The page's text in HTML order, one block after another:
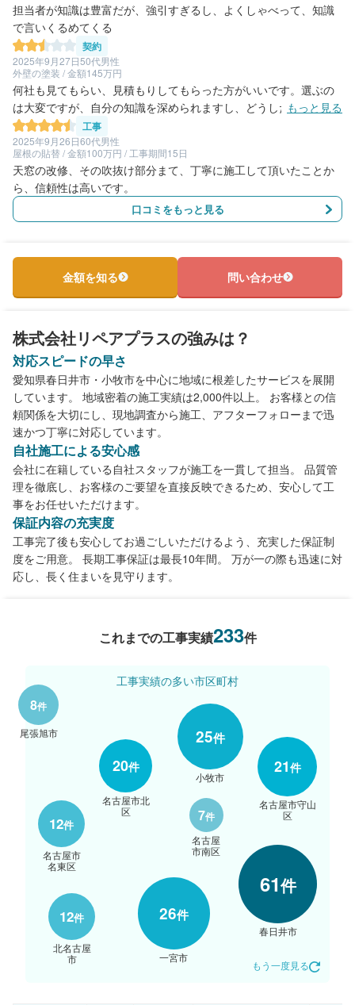
担当者が知識は豊富だが、強引すぎるし、よくしゃべって、知識
で言いくるめてくる
契約
2025年9月27日50代男性
外壁の塗装 / 金額145万円
何社も見てもらい、見積もりしてもらった方がいいです。選ぶの
は大変ですが、自分の知識を深められますし、どうしたいのかが
はっきりしてきます
もっと見る
工事
2025年9月26日60代男性
屋根の貼替 / 金額100万円 / 工事期間15日
天窓の改修、その吹抜け部分まて、丁寧に施工して頂いたことか
ら、信頼性は高いです。
口コミをもっと見る
金額を知る 問い合わせ
株式会社リペアプラスの強みは？
対応スピードの早さ
愛知県春日井市・小牧市を中心に地域に根差したサービスを展開
しています。 地域密着の施工実績は2,000件以上。 お客様との信
頼関係を大切にし、現地調査から施工、アフターフォローまで迅
速かつ丁寧に対応しています。
自社施工による安心感
会社に在籍している自社スタッフが施工を一貫して担当。 品質管
理を徹底し、お客様のご要望を直接反映できるため、安心して工
事をお任せいただけます。
保証内容の充実度
工事完了後も安心してお過ごしいただけるよう、充実した保証制
度をご用意。 長期工事保証は最長10年間。 万が一の際も迅速に対
応し、長く住まいを見守ります。
これまでの工事実績233件
61件
春日井市
26件
一宮市
25件
小牧市
21件
名古屋市守山
区
20件
名古屋市北
区
12件
北名古屋
市
12件
名古屋市
名東区
8件
尾張旭市
7件
名古屋
市南区
工事実績の多い市区町村
もう一度見る